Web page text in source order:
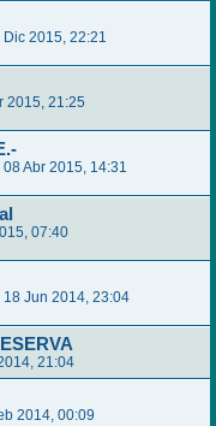
Dic 2015, 22:21
2015, 21:25
08 Abr 2015, 14:31
07:40
18 Jun 2014, 23:04
21:04
2014, 00:09